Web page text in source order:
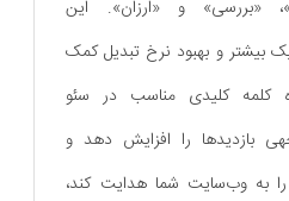
«بررسی» و «ارزان». این
بیشتر و بهبود نرخ تبدیل کمک
کلمه کلیدی مناسب در سئو
بازدیدها را افزایش دهد و
را به وب‌سایت شما هدایت کند،